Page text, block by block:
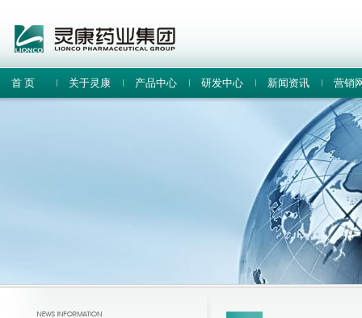
首 页 关于灵康 产品中心 研发中心 新闻资讯 营销